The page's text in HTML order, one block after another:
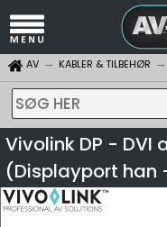
AV KABLER & TILBEHØR
SØG HER
Vivolink DP - DVI
(Displayport han